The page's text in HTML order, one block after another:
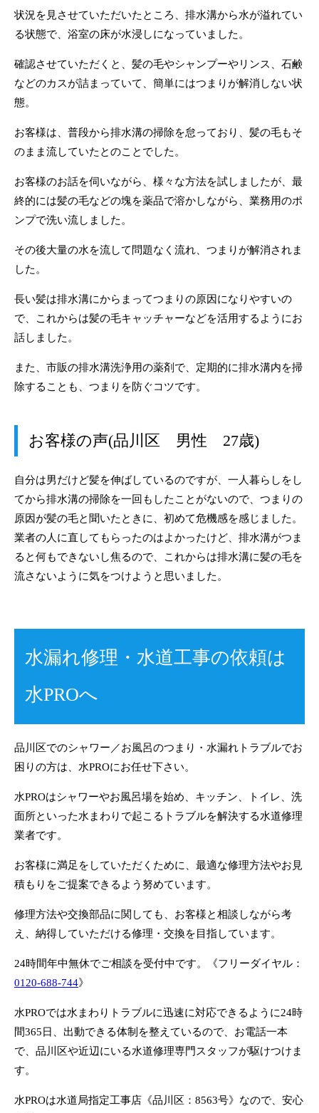
状況を見させていただいたところ、排水溝から水が溢れてい
る状態で、浴室の床が水浸しになっていました。
確認させていただくと、髪の毛やシャンプーやリンス、石鹸
などのカスが詰まっていて、簡単にはつまりが解消しない状
態。
お客様は、普段から排水溝の掃除を怠っており、髪の毛もそ
のまま流していたとのことでした。
お客様のお話を伺いながら、様々な方法を試しましたが、最
終的には髪の毛などの塊を薬品で溶かしながら、業務用のポ
ンプで洗い流しました。
その後大量の水を流して問題なく流れ、つまりが解消されま
した。
長い髪は排水溝にからまってつまりの原因になりやすいの
で、これからは髪の毛キャッチャーなどを活用するようにお
話しました。
また、市販の排水溝洗浄用の薬剤で、定期的に排水溝内を掃
除することも、つまりを防ぐコツです。
お客様の声(品川区 男性 27歳)
自分は男だけど髪を伸ばしているのですが、一人暮らしをし
てから排水溝の掃除を一回もしたことがないので、つまりの
原因が髪の毛と聞いたときに、初めて危機感を感じました。
業者の人に直してもらったのはよかったけど、排水溝がつま
ると何もできないし焦るので、これからは排水溝に髪の毛を
流さないように気をつけようと思いました。
水漏れ修理・水道工事の依頼は
水PROへ
品川区でのシャワー／お風呂のつまり・水漏れトラブルでお
困りの方は、水PROにお任せ下さい。
水PROはシャワーやお風呂場を始め、キッチン、トイレ、洗
面所といった水まわりで起こるトラブルを解決する水道修理
業者です。
お客様に満足をしていただくために、最適な修理方法やお見
積もりをご提案できるよう努めています。
修理方法や交換部品に関しても、お客様と相談しながら考
え、納得していただける修理・交換を目指しています。
24時間年中無休でご相談を受付中です。《フリーダイヤル：
0120-688-744》
水PROでは水まわりトラブルに迅速に対応できるように24時
間365日、出動できる体制を整えているので、お電話一本
で、品川区や近辺にいる水道修理専門スタッフが駆けつけま
す。
水PROは水道局指定工事店《品川区：8563号》なので、安心